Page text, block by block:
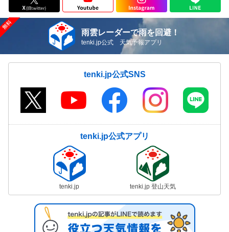
雨雲レーダーで雨を回避！
tenki.jp公式 天気予報アプリ
tenki.jp公式SNS
tenki.jp公式アプリ
tenki.jp tenki.jp 登山天気